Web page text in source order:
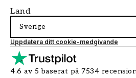
Land
Sverige
Uppdatera ditt cookie-medgivande
4.6 av 5 baserat på 7534